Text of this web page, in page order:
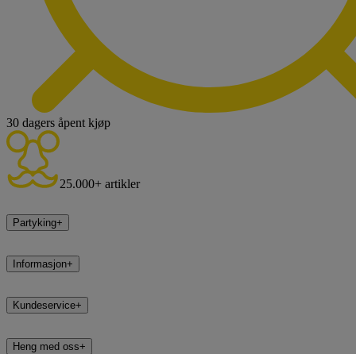
30 dagers åpent kjøp
25.000+ artikler
Partyking+
Informasjon+
Kundeservice+
Heng med oss+